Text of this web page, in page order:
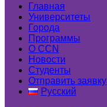
Главная
Университеты
Города
Программы
О CCN
Новости
Студенты
Отправить заявку
Русский